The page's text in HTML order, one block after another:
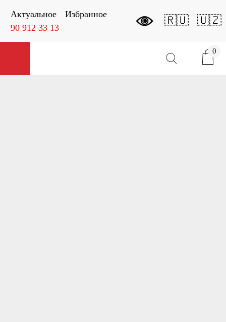
Актуальное
Избранное
90 912 33 13
🇷🇺 🇺🇿
0